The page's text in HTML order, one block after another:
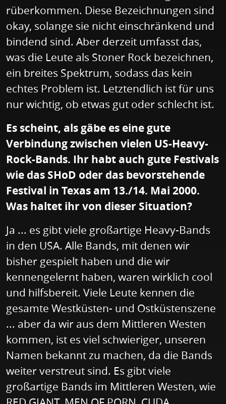
rüberkommen. Diese Bezeichnungen sind
okay, solange sie nicht einschränkend und
bindend sind. Aber derzeit umfasst das,
was die Leute als Stoner Rock bezeichnen,
ein breites Spektrum, sodass das kein
echtes Problem ist. Letztendlich ist für uns
nur wichtig, ob etwas gut oder schlecht ist.
Es scheint, als gäbe es eine gute
Verbindung zwischen vielen US-Heavy-
Rock-Bands. Ihr habt auch gute Festivals
wie das SHoD oder das bevorstehende
Festival in Texas am 13./14. Mai 2000.
Was haltet ihr von dieser Situation?
Ja ... es gibt viele großartige Heavy-Bands
in den USA. Alle Bands, mit denen wir
bisher gespielt haben und die wir
kennengelernt haben, waren wirklich cool
und hilfsbereit. Viele Leute kennen die
gesamte Westküsten- und Ostküstenszene
... aber da wir aus dem Mittleren Westen
kommen, ist es viel schwieriger, unseren
Namen bekannt zu machen, da die Bands
weiter verstreut sind. Es gibt viele
großartige Bands im Mittleren Westen, wie